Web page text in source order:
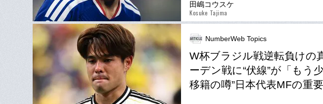
田嶋コウスケ
Kosuke Tajima
NumberWeb Topics
W杯ブラジル戦逆転負け
ーデン戦に“伏線”が「もう
移籍の噂”日本代表MFの重